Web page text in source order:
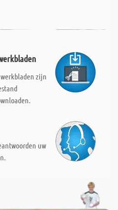
zijn
uw